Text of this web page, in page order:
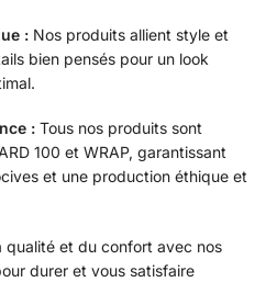
: Nos produits allient style et
bien pensés pour un look
: Tous nos produits sont
100 et WRAP, garantissant
et une production éthique et
qualité et du confort avec nos
durer et vous satisfaire